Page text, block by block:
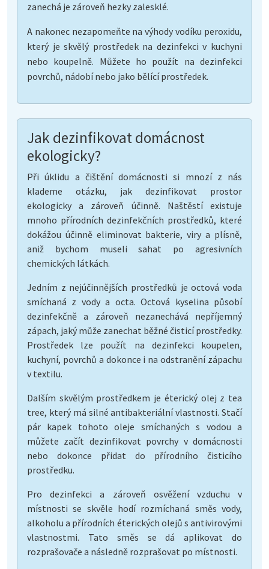
zanechá je zároveň hezky zalesklé.
A nakonec nezapomeňte na výhody vodíku peroxidu,
který je skvělý prostředek na dezinfekci v kuchyni
nebo koupelně. Můžete ho použít na dezinfekci
povrchů, nádobí nebo jako bělící prostředek.
Jak dezinfikovat domácnost
ekologicky?
Při úklidu a čištění domácnosti si mnozí z nás
klademe otázku, jak dezinfikovat prostor
ekologicky a zároveň účinně. Naštěstí existuje
mnoho přírodních dezinfekčních prostředků, které
dokážou účinně eliminovat bakterie, viry a plísně,
aniž bychom museli sahat po agresivních
chemických látkách.
Jedním z nejúčinnějších prostředků je octová voda
smíchaná z vody a octa. Octová kyselina působí
dezinfekčně a zároveň nezanechává nepříjemný
zápach, jaký může zanechat běžné čisticí prostředky.
Prostředek lze použít na dezinfekci koupelen,
kuchyní, povrchů a dokonce i na odstranění zápachu
v textilu.
Dalším skvělým prostředkem je éterický olej z tea
tree, který má silné antibakteriální vlastnosti. Stačí
pár kapek tohoto oleje smíchaných s vodou a
můžete začít dezinfikovat povrchy v domácnosti
nebo dokonce přidat do přírodního čisticího
prostředku.
Pro dezinfekci a zároveň osvěžení vzduchu v
místnosti se skvěle hodí rozmíchaná směs vody,
alkoholu a přírodních éterických olejů s antivirovými
vlastnostmi. Tato směs se dá aplikovat do
rozprašovače a následně rozprašovat po místnosti.